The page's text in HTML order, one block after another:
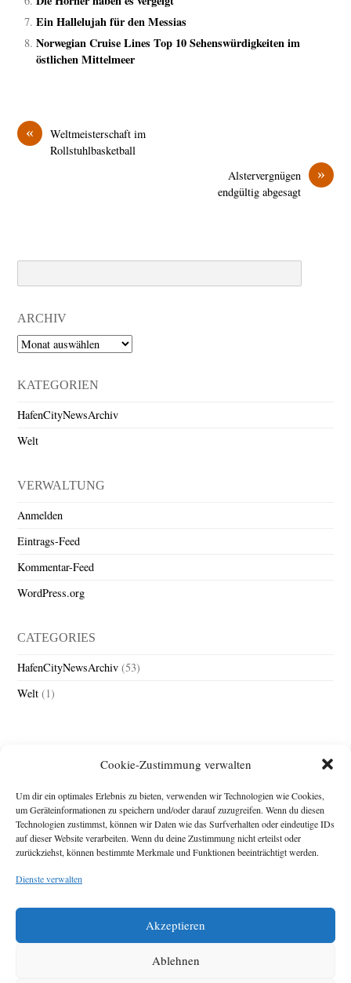
Cookie-Zustimmung verwalten
Um dir ein optimales Erlebnis zu bieten, verwenden wir Technologien wie Cookies,
um Geräteinformationen zu speichern und/oder darauf zuzugreifen. Wenn du diesen
Technologien zustimmst, können wir Daten wie das Surfverhalten oder eindeutige IDs
auf dieser Website verarbeiten. Wenn du deine Zustimmung nicht erteilst oder
zurückziehst, können bestimmte Merkmale und Funktionen beeinträchtigt werden.
Dienste verwalten
Akzeptieren
Ablehnen
Ein Hallelujah für den Messias
Norwegian Cruise Lines Top 10 Sehenswürdigkeiten im
östlichen Mittelmeer
«
Weltmeisterschaft im
Rollstuhlbasketball
»
Alstervergnügen
endgültig abgesagt
ARCHIV
Archiv
KATEGORIEN
HafenCityNewsArchiv
Welt
VERWALTUNG
Anmelden
Eintrags-Feed
Kommentar-Feed
WordPress.org
CATEGORIES
HafenCityNewsArchiv (53)
Welt (1)
Impressum
Michael Baden,
Diese Webseite stellt
zehn Jahre der